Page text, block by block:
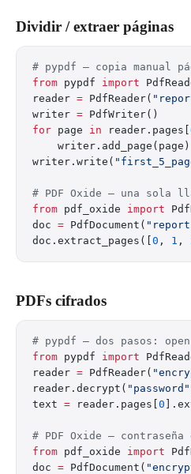
Dividir / extraer páginas
# pypdf — copia manual
from pypdf import
reader = PdfReader(
writer = PdfWriter()
for page in reader.pages[
    writer.add_page(page)
writer.write(
# PDF Oxide — una sola
from pdf_oxide import
doc = PdfDocument(
doc.extract_pages([ 0 , 1 ,
PDFs cifrados
# pypdf — dos pasos:
from pypdf import
reader = PdfReader(
reader.decrypt( "password"
text = reader.pages[ 0
# PDF Oxide —
from pdf_oxide import
doc = PdfDocument(